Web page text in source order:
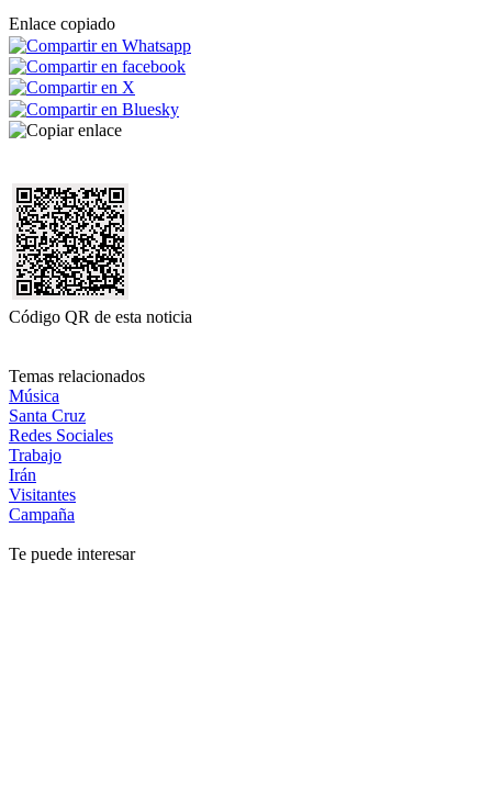
Enlace copiado
Código QR de esta noticia
Temas relacionados
Música
Santa Cruz
Redes Sociales
Trabajo
Irán
Visitantes
Campaña
Te puede interesar